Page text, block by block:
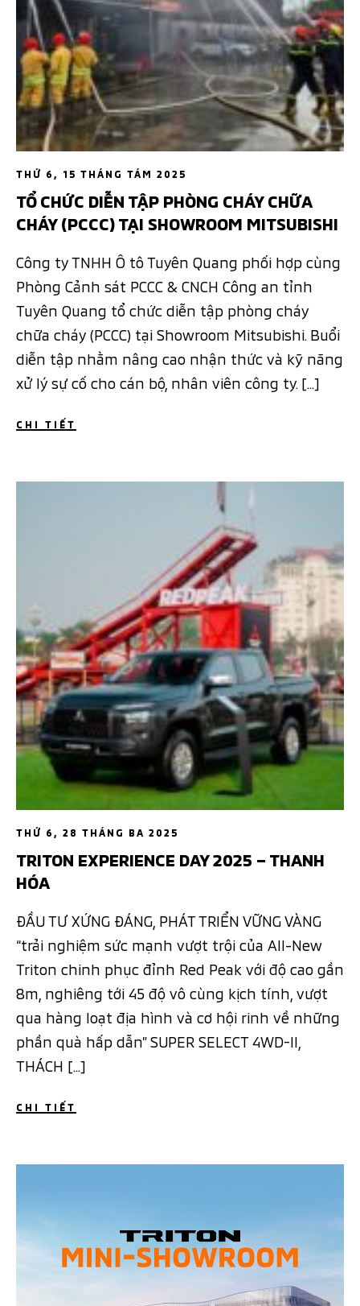
THỨ 6, 15 THÁNG TÁM 2025
TỔ CHỨC DIỄN TẬP PHÒNG CHÁY CHỮA
CHÁY (PCCC) TẠI SHOWROOM MITSUBISHI
Công ty TNHH Ô tô Tuyên Quang phối hợp cùng
Phòng Cảnh sát PCCC & CNCH Công an tỉnh
Tuyên Quang tổ chức diễn tập phòng cháy
chữa cháy (PCCC) tại Showroom Mitsubishi. Buổi
diễn tập nhằm nâng cao nhận thức và kỹ năng
xử lý sự cố cho cán bộ, nhân viên công ty. […]
CHI TIẾT
THỨ 6, 28 THÁNG BA 2025
TRITON EXPERIENCE DAY 2025 – THANH
HÓA
ĐẦU TƯ XỨNG ĐÁNG, PHÁT TRIỂN VỮNG VÀNG
“trải nghiệm sức mạnh vượt trội của All-New
Triton chinh phục đỉnh Red Peak với độ cao gần
8m, nghiêng tới 45 độ vô cùng kịch tính, vượt
qua hàng loạt địa hình và cơ hội rinh về những
phần quà hấp dẫn” SUPER SELECT 4WD-II,
THÁCH […]
CHI TIẾT